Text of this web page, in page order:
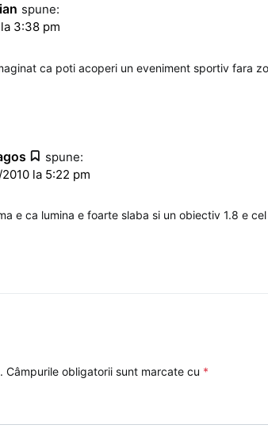
spune:
3:38 pm
ca poti acoperi un eveniment sportiv fara
spune:
2010 la 5:22 pm
e ca lumina e foarte slaba si un obiectiv 1.8 e
Câmpurile obligatorii sunt marcate cu *